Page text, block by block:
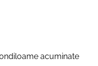
acuminate